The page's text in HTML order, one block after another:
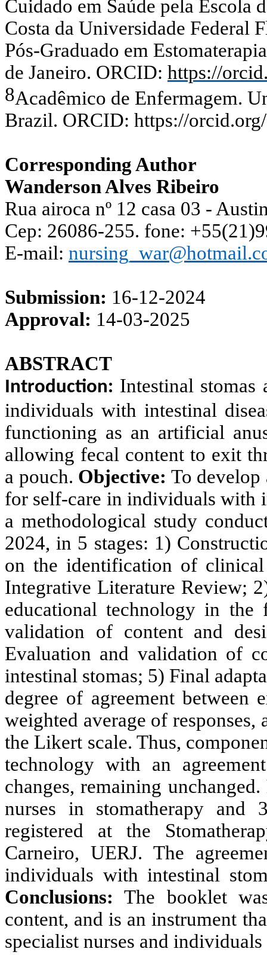
Cuidado em Saúde pela Escola
Costa da Universidade Federal
Pós-Graduado em
de Janeiro. ORCID: https://
8Acadêmico de Enfermagem.
Brazil. ORCID: https://
Corresponding Author
Wanderson Alves Ribeiro
Rua airoca nº 12 casa 03 -
Cep: 26086-255. fone:
E-mail:
Submission: 16-12-2024
Approval: 14-03-2025
ABSTRACT
Introduction: Intestinal
individuals with intestinal
functioning as an artificial
allowing fecal content to exit
a pouch. Objective: To develop
for self-care in individuals with
a methodological study
2024, in 5 stages: 1)
on the identification of
Integrative Literature Review;
educational technology in
validation of content and
Evaluation and validation of
intestinal stomas; 5) Final
degree of agreement between
weighted average of
the Likert scale. Thus,
technology with an
changes, remaining unchanged.
nurses in stomatherapy and
registered at the
Carneiro, UERJ. The
individuals with intestinal
Conclusions: The booklet
content, and is an instrument
specialist nurses and